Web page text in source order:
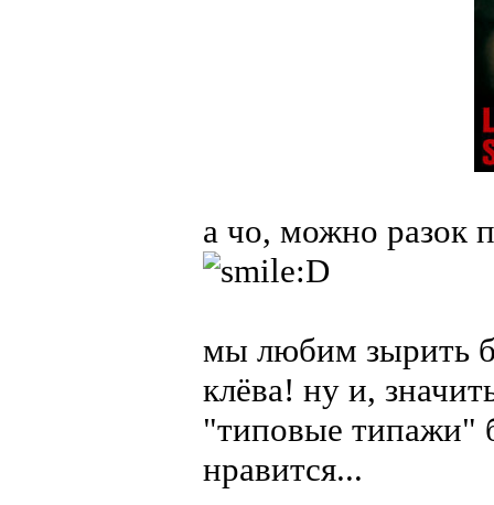
а чо, можно разок
мы любим зырить
клёва! ну и,
"типовые типажи"
нравится...